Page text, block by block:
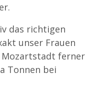
das richtigen
unser Frauen
ferner
Tonnen bei